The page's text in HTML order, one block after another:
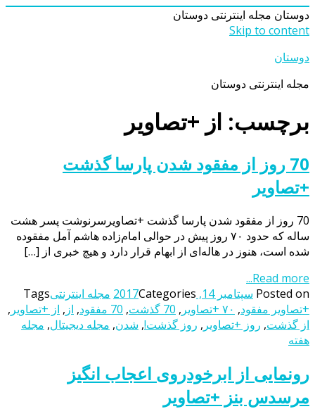
دوستان مجله اینترنتی دوستان
Skip to content
دوستان
مجله اینترنتی دوستان
برچسب: از +تصاویر
70 روز از مفقود شدن پارسا گذشت
+تصاویر
70 روز از مفقود شدن پارسا گذشت +تصاویرسرنوشت پسر هشت
ساله که حدود ۷۰ روز پیش در حوالی امام‌زاده هاشم آمل مفقوده
شده است، هنوز در هاله‌ای از ابهام قرار دارد و هیچ خبری از […]
Read more...
Posted on سپتامبر 14, 2017 Categories مجله اینترنتیTags
+تصاویر مفقود, ۷۰ +تصاویر , 70 گذشت , 70 مفقود , از , از +تصاویر ,
از گذشت, روز +تصاویر , روز گذشت!, شدن, مجله دیجیتال, مجله
هفته
رونمایی از ابرخودروی اعجاب انگیز
مرسدس بنز +تصاویر